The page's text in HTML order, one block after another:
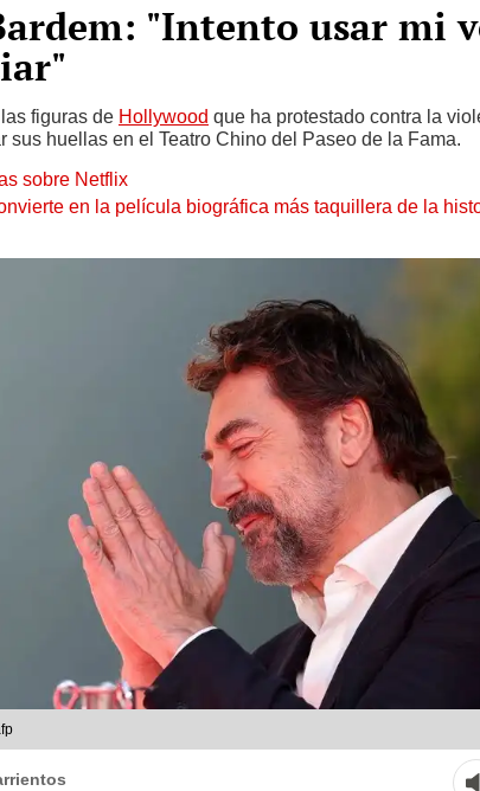
"Intento usar mi
figuras de Hollywood que ha protestado contra la
sus huellas en el Teatro Chino del Paseo de la Fama.
sobre Netflix
en la película biográfica más taquillera de la